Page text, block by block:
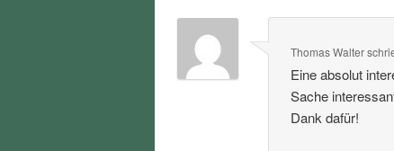
Thomas Walter
Eine absolut
Sache
Dank dafür!